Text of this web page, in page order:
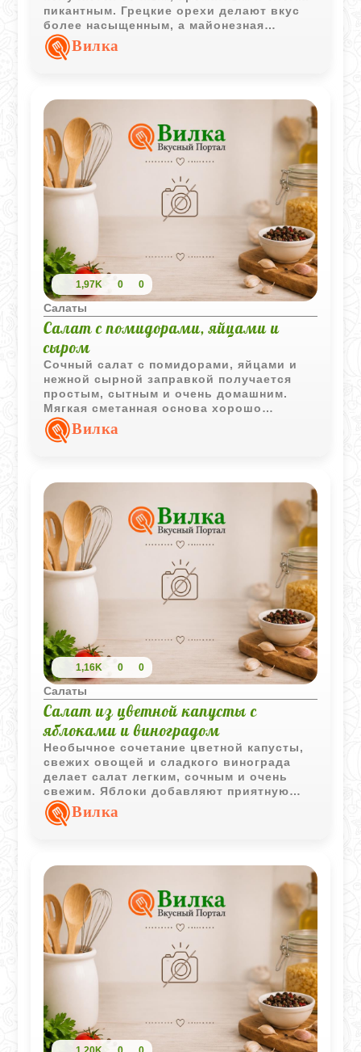
пикантным. Грецкие орехи делают вкус
более насыщенным, а майонезная
заправка хорошо объединяет все
ингредиенты в простую и очень
Вилка
1,97K 0 0
Салаты
Салат с помидорами, яйцами и
сыром
Сочный салат с помидорами, яйцами и
нежной сырной заправкой получается
простым, сытным и очень домашним.
Мягкая сметанная основа хорошо
объединяет все ингредиенты и делает
вкус особенно нежным.
Вилка
1,16K 0 0
Салаты
Салат из цветной капусты с
яблоками и виноградом
Необычное сочетание цветной капусты,
свежих овощей и сладкого винограда
делает салат легким, сочным и очень
свежим. Яблоки добавляют приятную
кислинку, а нежная заправка мягко
объединяет все вкусы.
Вилка